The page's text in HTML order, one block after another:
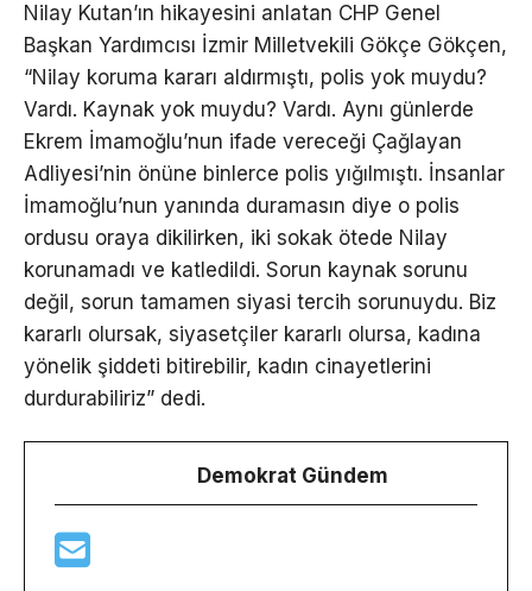
Nilay Kutan’ın hikayesini anlatan CHP Genel
Başkan Yardımcısı İzmir Milletvekili Gökçe Gökçen,
“Nilay koruma kararı aldırmıştı, polis yok muydu?
Vardı. Kaynak yok muydu? Vardı. Aynı günlerde
Ekrem İmamoğlu’nun ifade vereceği Çağlayan
Adliyesi’nin önüne binlerce polis yığılmıştı. İnsanlar
İmamoğlu’nun yanında duramasın diye o polis
ordusu oraya dikilirken, iki sokak ötede Nilay
korunamadı ve katledildi. Sorun kaynak sorunu
değil, sorun tamamen siyasi tercih sorunuydu. Biz
kararlı olursak, siyasetçiler kararlı olursa, kadına
yönelik şiddeti bitirebilir, kadın cinayetlerini
durdurabiliriz” dedi.
Demokrat Gündem